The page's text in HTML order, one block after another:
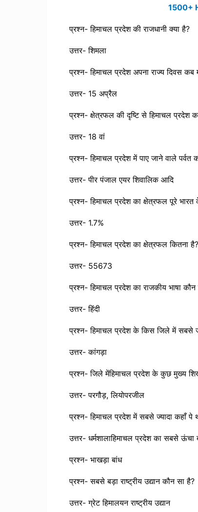
1500+
प्रश्न- हिमाचल प्रदेश की राजधानी क्या है?
उत्तर- शिमला
प्रश्न- हिमाचल प्रदेश अपना राज्य दिवस कब
उत्तर- 15 अप्रैल
प्रश्न- क्षेत्रफल की दृष्टि से हिमाचल प्रदेश
उत्तर- 18 वां
प्रश्न- हिमाचल प्रदेश में पाए जाने वाले पर्वत
उत्तर- पीर पंजाल एयर शिवालिक आदि
प्रश्न- हिमाचल प्रदेश का क्षेत्रफल पूरे
उत्तर- 1.7%
प्रश्न- हिमाचल प्रदेश का क्षेत्रफल कितना है?
उत्तर- 55673
प्रश्न- हिमाचल प्रदेश का राजकीय भाषा
उत्तर- हिंदी
प्रश्न- हिमाचल प्रदेश के किस जिले में सबसे
उत्तर- कांगड़ा
प्रश्न- जिले मेंहिमाचल प्रदेश के कुछ मुख्य
उत्तर- परगौड़, लियोपरजील
प्रश्न- हिमाचल प्रदेश में सबसे ज्यादा कहाँ पे
उत्तर- धर्मशालाहिमाचल प्रदेश का सबसे ऊंचा
प्रश्न- भाखड़ा बांध
प्रश्न- सबसे बड़ा राष्ट्रीय उद्यान कौन सा है?
उत्तर- ग्रेट हिमालयन राष्ट्रीय उद्यान